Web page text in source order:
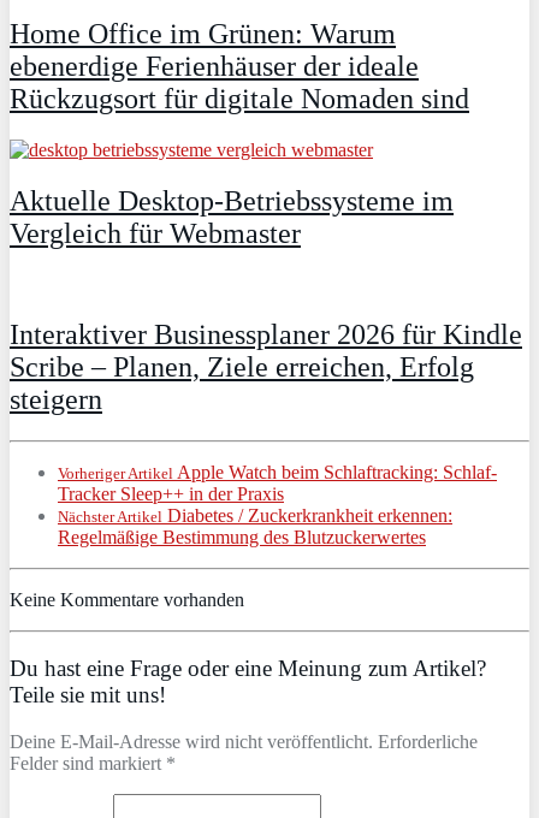
Home Office im Grünen: Warum
ebenerdige Ferienhäuser der ideale
Rückzugsort für digitale Nomaden sind
Aktuelle Desktop-Betriebssysteme im
Vergleich für Webmaster
Interaktiver Businessplaner 2026 für Kindle
Scribe – Planen, Ziele erreichen, Erfolg
steigern
Vorheriger Artikel Apple Watch beim Schlaftracking: Schlaf-
Tracker Sleep++ in der Praxis
Nächster Artikel Diabetes / Zuckerkrankheit erkennen:
Regelmäßige Bestimmung des Blutzuckerwertes
Keine Kommentare vorhanden
Du hast eine Frage oder eine Meinung zum Artikel?
Teile sie mit uns!
Deine E-Mail-Adresse wird nicht veröffentlicht. Erforderliche
Felder sind markiert *